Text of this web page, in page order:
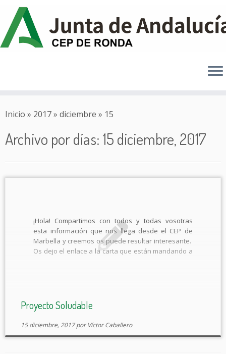
alInicio » 2017» diciembre » 15
Archivo por días: 15 diciembre, 2017
¡Hola! Compartimos con todos y todas vosotras
esta información que nos llega desde el CEP de
Marbella y creemos os puede resultar interesante.
Os dejo el enlace a la carta que están mandando a
Proyecto Soludable
15 diciembre, 2017 por Víctor Caballero